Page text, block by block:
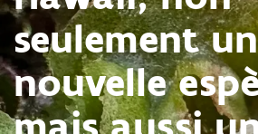
seulement
nouvelle